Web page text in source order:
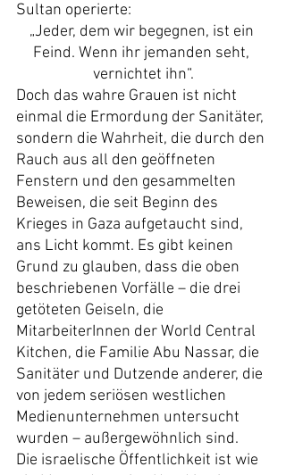
Sultan operierte:
„Jeder, dem wir begegnen, ist ein
Feind. Wenn ihr jemanden seht,
vernichtet ihn“.
Doch das wahre Grauen ist nicht
einmal die Ermordung der Sanitäter,
sondern die Wahrheit, die durch den
Rauch aus all den geöffneten
Fenstern und den gesammelten
Beweisen, die seit Beginn des
Krieges in Gaza aufgetaucht sind,
ans Licht kommt. Es gibt keinen
Grund zu glauben, dass die oben
beschriebenen Vorfälle – die drei
getöteten Geiseln, die
MitarbeiterInnen der World Central
Kitchen, die Familie Abu Nassar, die
Sanitäter und Dutzende anderer, die
von jedem seriösen westlichen
Medienunternehmen untersucht
wurden – außergewöhnlich sind.
Die israelische Öffentlichkeit ist wie